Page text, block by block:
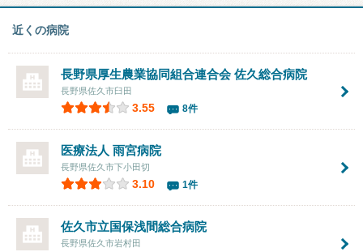
近くの病院
長野県厚生農業協同組合連合会佐久総合病院
長野県佐久市臼田
3.55 8件
医療法人 雨宮病院
長野県佐久市下小田切
3.10 1件
佐久市立国保浅間総合病院
長野県佐久市岩村田